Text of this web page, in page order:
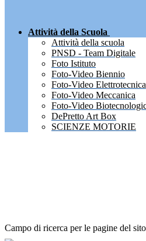
Attività della Scuola
Attività della scuola
PNSD - Team Digitale
Foto Istituto
Foto-Video Biennio
Foto-Video Elettrotecnica
Foto-Video Meccanica
Foto-Video
DePretto Art Box
SCIENZE MOTORIE
Campo di ricerca per le pagine del sito